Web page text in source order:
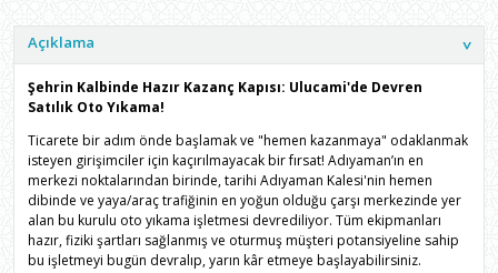
Açıklama
Şehrin Kalbinde Hazır Kazanç Kapısı: Ulucami'de Devren
Satılık Oto Yıkama!
Ticarete bir adım önde başlamak ve "hemen kazanmaya" odaklanmak
isteyen girişimciler için kaçırılmayacak bir fırsat! Adıyaman’ın en
merkezi noktalarından birinde, tarihi Adıyaman Kalesi'nin hemen
dibinde ve yaya/araç trafiğinin en yoğun olduğu çarşı merkezinde yer
alan bu kurulu oto yıkama işletmesi devrediliyor. Tüm ekipmanları
hazır, fiziki şartları sağlanmış ve oturmuş müşteri potansiyeline sahip
bu işletmeyi bugün devralıp, yarın kâr etmeye başlayabilirsiniz.